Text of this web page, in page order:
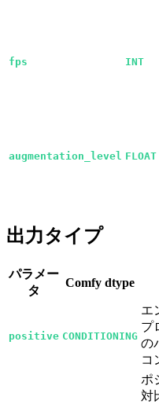
fps INT
augmentation_level FLOAT
出力タイプ
パラメー
タ
Comfy dtype
positive CONDITIONING
エ
プ
の
コ
ポ
対